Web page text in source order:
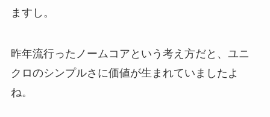
ますし。
昨年流行ったノームコアという考え方だと、ユニ
クロのシンプルさに価値が生まれていましたよ
ね。